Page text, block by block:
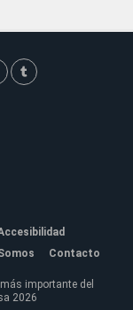
Contacto
importante del
2026